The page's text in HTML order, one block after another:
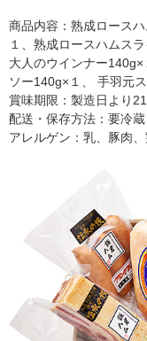
商品内容：熟成ロース
１、熟成ロースハムス
大人のウインナー
ソー140g×１、 手羽元
賞味期限：製造日より
配送・保存方法：要冷
アレルゲン：乳、豚肉